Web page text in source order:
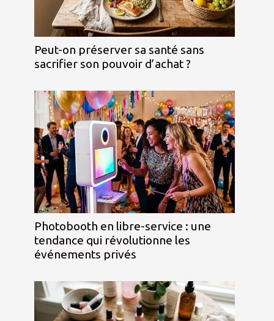
Peut-on préserver sa santé sans
sacrifier son pouvoir d’achat ?
Photobooth en libre-service : une
tendance qui révolutionne les
événements privés